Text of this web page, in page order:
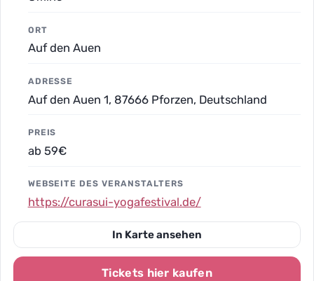
ORT
Auf den Auen
ADRESSE
Auf den Auen 1, 87666 Pforzen, Deutschland
PREIS
ab 59€
WEBSEITE DES VERANSTALTERS
https://curasui-yogafestival.de/
In Karte ansehen
Tickets hier kaufen